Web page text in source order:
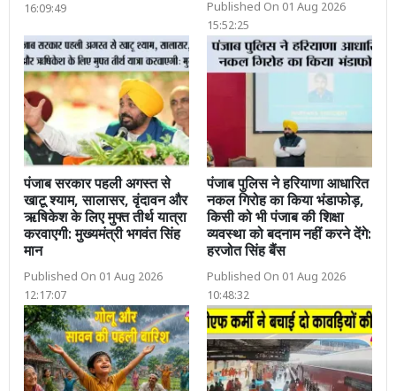
16:09:49
Published On 01 Aug 2026
15:52:25
पंजाब सरकार पहली अगस्त से
खाटू श्याम, सालासर, वृंदावन और
ऋषिकेश के लिए मुफ्त तीर्थ यात्रा
करवाएगी: मुख्यमंत्री भगवंत सिंह
मान
Published On 01 Aug 2026
12:17:07
पंजाब पुलिस ने हरियाणा आधारित
नकल गिरोह का किया भंडाफोड़,
किसी को भी पंजाब की शिक्षा
व्यवस्था को बदनाम नहीं करने देंगे:
हरजोत सिंह बैंस
Published On 01 Aug 2026
10:48:32